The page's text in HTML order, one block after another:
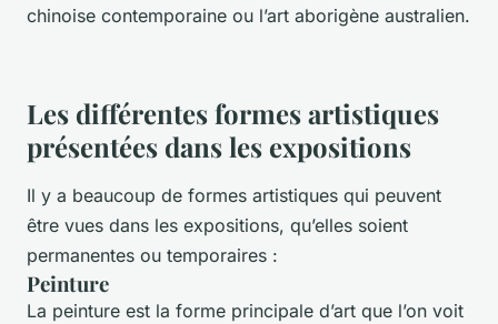
chinoise contemporaine ou l’art aborigène australien.
Les différentes formes artistiques
présentées dans les expositions
Il y a beaucoup de formes artistiques qui peuvent
être vues dans les expositions, qu’elles soient
permanentes ou temporaires :
Peinture
La peinture est la forme principale d’art que l’on voit